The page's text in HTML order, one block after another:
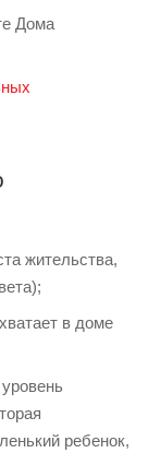
Дома
жительства,
в доме
ребенок,